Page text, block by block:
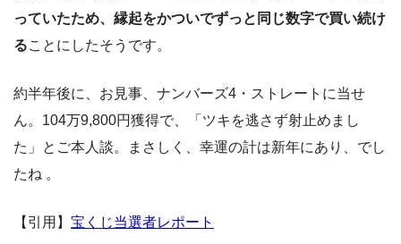
っていたため、縁起をかついでずっと同じ数字で買い続け
ることにしたそうです。
約半年後に、お見事、ナンバーズ4・ストレートに当せ
ん。104万9,800円獲得で、「ツキを逃さず射止めまし
た」とご本人談。まさしく、幸運の計は新年にあり、でし
たね 。
【引用】 宝くじ当選者レポート